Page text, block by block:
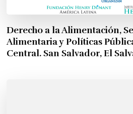
Derecho a la Alimentación,
Alimentaria y Políticas
Central. San Salvador, El